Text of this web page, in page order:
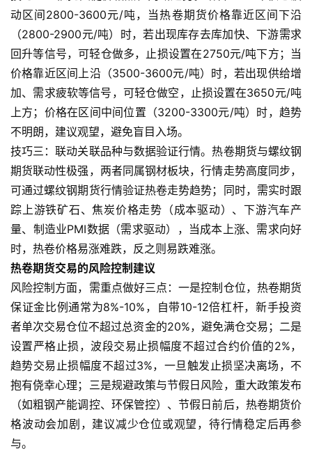
国
际
期
货
恒
指
期
货
期
货
门
期
货
行
情
黄
金
期
货
动区间2800-3600元/吨，当热卷期货价格靠近区间下沿
（2800-2900元/吨）时，若出现库存去库加快、下游需求
回升等信号，可轻仓做多，止损设置在2750元/吨下方；当
价格靠近区间上沿（3500-3600元/吨）时，若出现供给增
加、需求疲软等信号，可轻仓做空，止损设置在3650元/吨
上方；价格在区间中间位置（3200-3300元/吨）时，趋势
不明朗，建议观望，避免盲目入场。
技巧三：联动关联品种与数据验证行情。热卷期货与螺纹钢
期货联动性极强，两者同属钢材板块，行情走势高度同步，
可通过螺纹钢期货行情验证热卷走势趋势；同时，需实时跟
踪上游铁矿石、焦炭价格走势（成本驱动）、下游汽车产
量、制造业PMI数据（需求驱动），当成本上涨、需求向好
时，热卷价格易涨难跌，反之则易跌难涨。
热卷期货交易的风险控制建议
风险控制方面，需重点做好三点：一是控制仓位，热卷期货
保证金比例通常为8%-10%，自带10-12倍杠杆，新手投资
者单次交易仓位不超过总资金的20%，避免满仓交易；二是
设置严格止损，波段交易止损幅度不超过合约价值的2%，
趋势交易止损幅度不超过3%，一旦触发止损坚决离场，不
抱有侥幸心理；三是规避政策与节假日风险，重大政策发布
（如粗钢产能调控、环保管控）、节假日前后，热卷期货价
格波动会加剧，建议减少仓位或观望，待行情稳定后再参
与。